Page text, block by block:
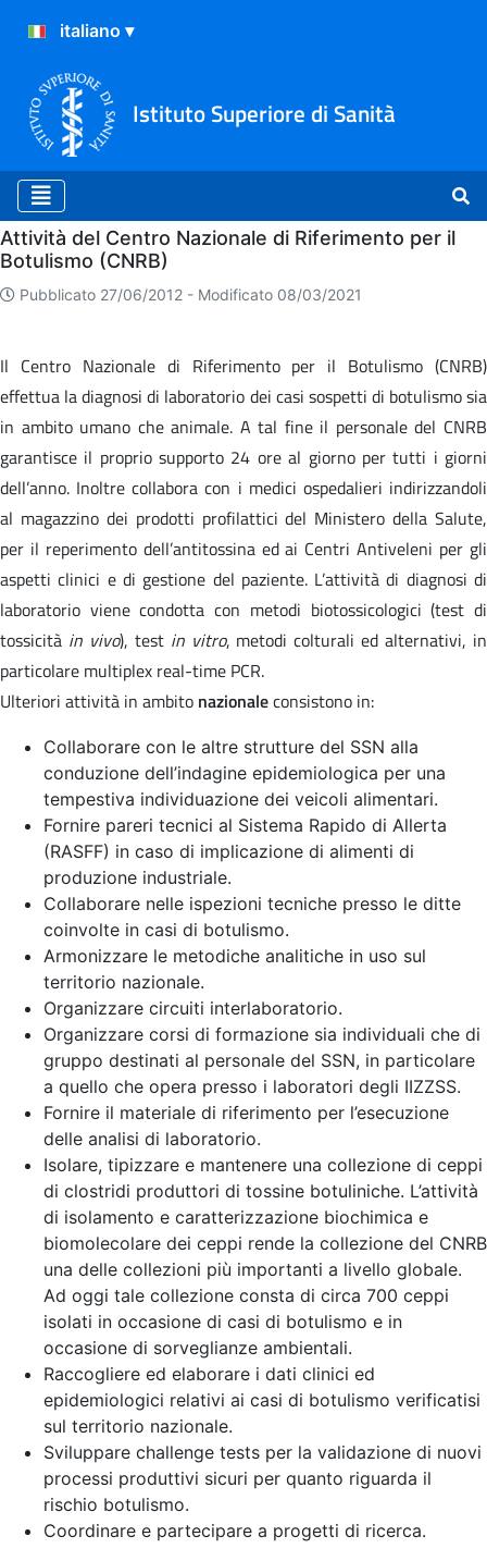
Istituto Superiore di Sanità
Home
Attività del Centro Nazionale di Riferimento per il
Botulismo (CNRB)
Pubblicato 27/06/2012 - Modificato 08/03/2021
Il Centro Nazionale di Riferimento per il Botulismo (CNRB)
effettua la diagnosi di laboratorio dei casi sospetti di botulismo sia
in ambito umano che animale. A tal fine il personale del CNRB
garantisce il proprio supporto 24 ore al giorno per tutti i giorni
dell’anno. Inoltre collabora con i medici ospedalieri indirizzandoli
al magazzino dei prodotti profilattici del Ministero della Salute,
per il reperimento dell’antitossina ed ai Centri Antiveleni per gli
aspetti clinici e di gestione del paziente. L’attività di diagnosi di
laboratorio viene condotta con metodi biotossicologici (test di
tossicità in vivo), test in vitro, metodi colturali ed alternativi, in
particolare multiplex real-time PCR.
Ulteriori attività in ambito nazionaleconsistono in:
Collaborare con le altre strutture del SSN alla
conduzione dell’indagine epidemiologica per una
tempestiva individuazione dei veicoli alimentari.
Fornire pareri tecnici al Sistema Rapido di Allerta
(RASFF) in caso di implicazione di alimenti di
produzione industriale.
Collaborare nelle ispezioni tecniche presso le ditte
coinvolte in casi di botulismo.
Armonizzare le metodiche analitiche in uso sul
territorio nazionale.
Organizzare circuiti interlaboratorio.
Organizzare corsi di formazione sia individuali che di
gruppo destinati al personale del SSN, in particolare
a quello che opera presso i laboratori degli IIZZSS.
Fornire il materiale di riferimento per l’esecuzione
delle analisi di laboratorio.
Isolare, tipizzare e mantenere una collezione di ceppi
di clostridi produttori di tossine botuliniche. L’attività
di isolamento e caratterizzazione biochimica e
biomolecolare dei ceppi rende la collezione del CNRB
una delle collezioni più importanti a livello globale.
Ad oggi tale collezione consta di circa 700 ceppi
isolati in occasione di casi di botulismo e in
occasione di sorveglianze ambientali.
Raccogliere ed elaborare i dati clinici ed
epidemiologici relativi ai casi di botulismo verificatisi
sul territorio nazionale.
Sviluppare challenge tests per la validazione di nuovi
processi produttivi sicuri per quanto riguarda il
rischio botulismo.
Coordinare e partecipare a progetti di ricerca.